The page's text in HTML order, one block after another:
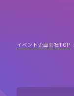
イベント企画会社TOP